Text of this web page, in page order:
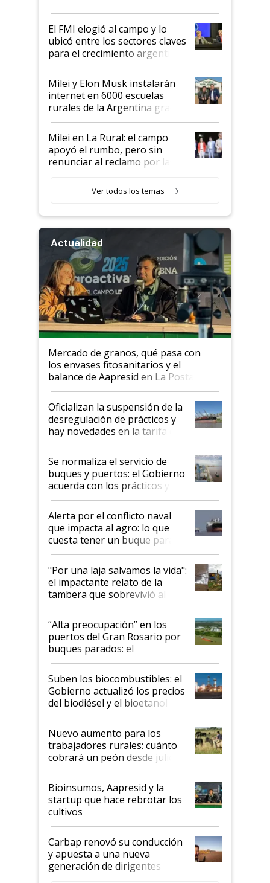
de Milei
El FMI elogió al campo y lo
ubicó entre los sectores claves
para el crecimiento argentino
Milei y Elon Musk instalarán
internet en 6000 escuelas
rurales de la Argentina gracias
a un acuerdo con Starlink
Milei en La Rural: el campo
apoyó el rumbo, pero sin
renunciar al reclamo por las
Ver todos los temas
Actualidad
Mercado de granos, qué pasa con
los envases fitosanitarios y el
balance de Aapresid en La Posta
Oficializan la suspensión de la
desregulación de prácticos y
hay novedades en la tarifa de
la hidrovía
Se normaliza el servicio de
buques y puertos: el Gobierno
acuerda con los prácticos y
suspende el decreto de
desregulación
Alerta por el conflicto naval
que impacta al agro: lo que
cuesta tener un buque parado
y el peligro de que Argentina
pase a ser "país sucio"
"Por una laja salvamos la vida":
el impactante relato de la
tambera que sobrevivió al
tornado
“Alta preocupación” en los
puertos del Gran Rosario por
buques parados: el
funcionamiento de las
exportadoras en tensión tras
la medida de fuerza de los
prácticos
Suben los biocombustibles: el
Gobierno actualizó los precios
del biodiésel y el bioetanol
Nuevo aumento para los
trabajadores rurales: cuánto
cobrará un peón desde julio
Bioinsumos, Aapresid y la
startup que hace rebrotar los
cultivos
Carbap renovó su conducción
y apuesta a una nueva
generación de dirigentes